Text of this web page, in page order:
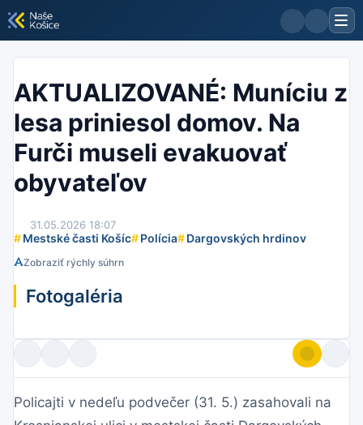
AKTUALIZOVANÉ: Muníciu z
lesa priniesol domov. Na
Furči museli evakuovať
obyvateľov
31.05.2026 18:07
#Mestské časti Košíc#Polícia#Dargovských hrdinov
Zobraziť rýchly súhrn
Fotogaléria
Policajti v nedeľu podvečer (31. 5.) zasahovali na